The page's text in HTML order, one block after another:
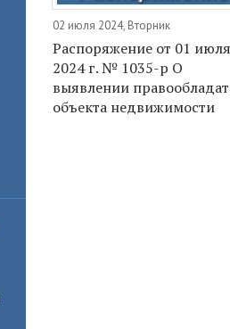
02 июля 2024, Вторник
Распоряжение от 01 июля
2024 г. № 1035-р О
выявлении
объекта недвижимости